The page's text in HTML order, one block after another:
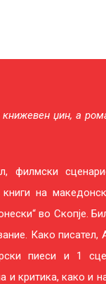
џин, а
филмски
на
во Скопје.
Како
пиеси и 1
критика, како и